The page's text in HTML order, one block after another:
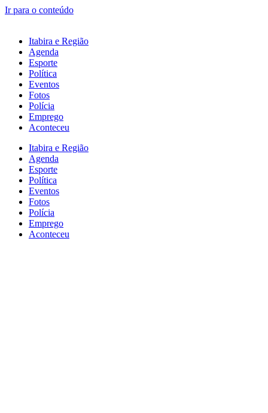
Ir para o conteúdo
Itabira e Região
Agenda
Esporte
Política
Eventos
Fotos
Polícia
Emprego
Aconteceu
Itabira e Região
Agenda
Esporte
Política
Eventos
Fotos
Polícia
Emprego
Aconteceu